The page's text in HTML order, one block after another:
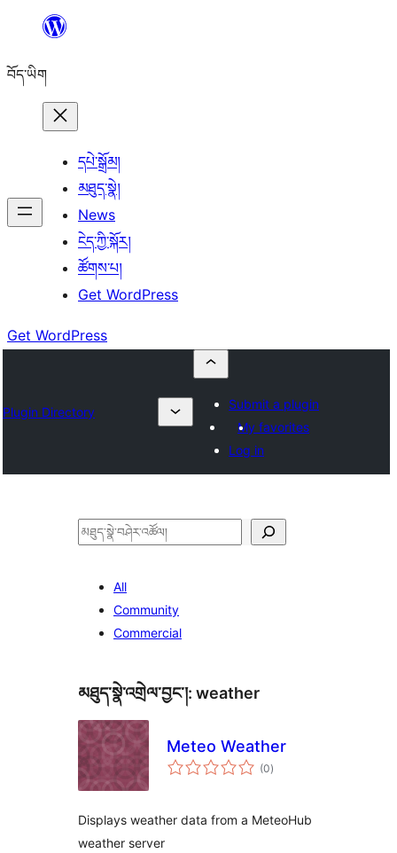
content
བོད་ཡིག
དཔེ་སྒྲོམ།
མཐུད་སྣེ།
News
ངེད་ཀྱི་སྐོར།
ཚོགས་པ།
Get WordPress
Get WordPress
Plugin Directory
Submit a plugin
My favorites
Log in
བཤེར་
All
Community
Commercial
མཐུད་སྣེ་འགྲེལ་བྱང་།: weather
Meteo Weather
(0གདེང་
འཇོག་
)
Displays weather data from a MeteoHub
weather server